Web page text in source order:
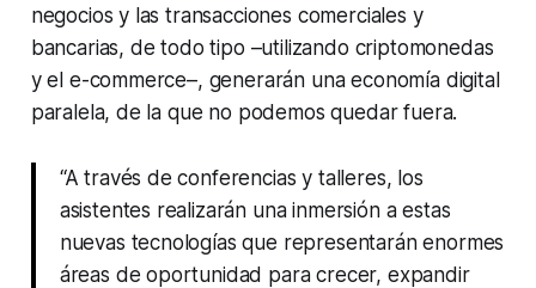
negocios y las transacciones comerciales y
bancarias, de todo tipo –utilizando criptomonedas
y el e-commerce–, generarán una economía digital
paralela, de la que no podemos quedar fuera.
“A través de conferencias y talleres, los
asistentes realizarán una inmersión a estas
nuevas tecnologías que representarán enormes
áreas de oportunidad para crecer, expandir